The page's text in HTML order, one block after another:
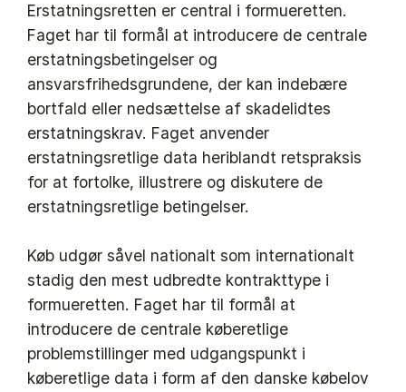
Erstatningsretten er central i formueretten.
Faget har til formål at introducere de centrale
erstatningsbetingelser og
ansvarsfrihedsgrundene, der kan indebære
bortfald eller nedsættelse af skadelidtes
erstatningskrav. Faget anvender
erstatningsretlige data heriblandt retspraksis
for at fortolke, illustrere og diskutere de
erstatningsretlige betingelser.
Køb udgør såvel nationalt som internationalt
stadig den mest udbredte kontrakttype i
formueretten. Faget har til formål at
introducere de centrale køberetlige
problemstillinger med udgangspunkt i
køberetlige data i form af den danske købelov